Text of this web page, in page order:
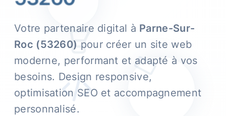
Votre partenaire digital à Parne-Sur-
Roc (53260) pour créer un site web
moderne, performant et adapté à vos
besoins. Design responsive,
optimisation SEO et accompagnement
personnalisé.